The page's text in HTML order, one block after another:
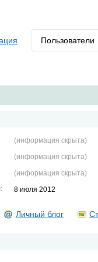
Пользователи
(информация скрыта)
(информация скрыта)
(информация скрыта)
8 июля 2012
Личный блог